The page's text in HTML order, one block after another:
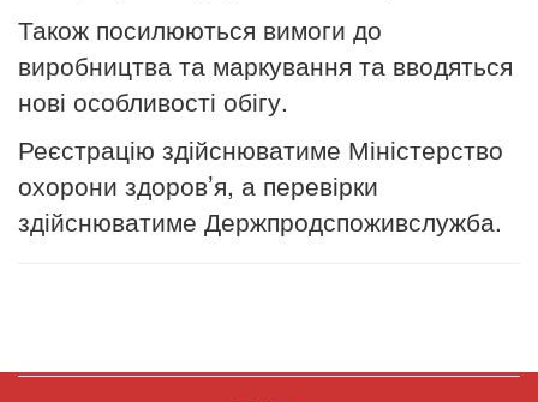
Також посилюються вимоги до
виробництва та маркування та вводяться
нові особливості обігу.
Реєстрацію здійснюватиме Міністерство
охорони здоров’я, а перевірки
здійснюватиме Держпродспоживслужба.